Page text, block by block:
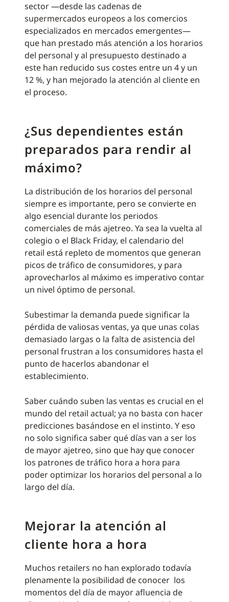
sector —desde las cadenas de
supermercados europeos a los comercios
especializados en mercados emergentes—
que han prestado más atención a los horarios
del personal y al presupuesto destinado a
este han reducido sus costes entre un 4 y un
12 %, y han mejorado la atención al cliente en
el proceso.
¿Sus dependientes están
preparados para rendir al
máximo?
La distribución de los horarios del personal
siempre es importante, pero se convierte en
algo esencial durante los periodos
comerciales de más ajetreo. Ya sea la vuelta al
colegio o el Black Friday, el calendario del
retail está repleto de momentos que generan
picos de tráfico de consumidores, y para
aprovecharlos al máximo es imperativo contar
un nivel óptimo de personal.
Subestimar la demanda puede significar la
pérdida de valiosas ventas, ya que unas colas
demasiado largas o la falta de asistencia del
personal frustran a los consumidores hasta el
punto de hacerlos abandonar el
establecimiento.
Saber cuándo suben las ventas es crucial en el
mundo del retail actual; ya no basta con hacer
predicciones basándose en el instinto. Y eso
no solo significa saber qué días van a ser los
de mayor ajetreo, sino que hay que conocer
los patrones de tráfico hora a hora para
poder optimizar los horarios del personal a lo
largo del día.
Mejorar la atención al
cliente hora a hora
Muchos retailers no han explorado todavía
plenamente la posibilidad de conocer los
momentos del día de mayor afluencia de